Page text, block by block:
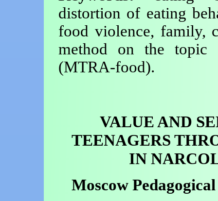
distortion of eating
food violence, family,
method on the topic
(MTRA-food).
VALUE AND
TEENAGERS
IN
Moscow